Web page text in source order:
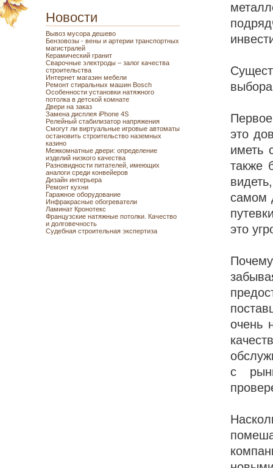
Новости
Вывоз мусора дешево
Бензовозы - вены и артерии транспортных
магистралей
Керамический гранит
Сварочные электроды – залог качества
строительства
Интернет магазин мебели
Ремонт стиральных машин Bosch
Особенности установки натяжного
потолка в детской комнате
Двери на заказ
Замена дисплея iPhone 4S
Релейный стабилизатор напряжения
Смогут ли виртуальные игровые автоматы
остановить строительство наземных
казино
Межкомнатные двери: определение
изделий низкого качества
Разновидности питателей, имеющих
аналоги среди конвейеров
Дизайн интерьера
Ремонт кухни
Гаражное оборудование
Инфракрасные обогреватели
Ламинат Кронотекс
Французские натяжные потолки. Качество
и долговечность
Судебная строительная экспертиза
это
иметь
также
самом
это
очень
с